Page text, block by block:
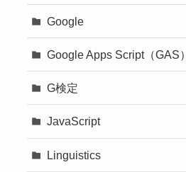
Google
Google Apps Script（GAS）
G検定
JavaScript
Linguistics